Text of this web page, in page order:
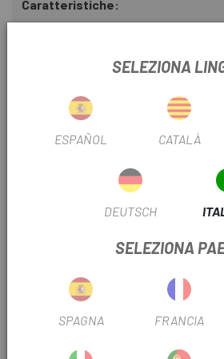
Caratteristiche:
. Privo di lattice e proteine riduce il
. Non lascia residui appiccicosi sulla
. Compatibile con CO2 solo per
campo: la CO2 accelera la
deve essere sostituito
RECENSIONI TRUSTED SHOPS
SELEZIONA
ESPAÑOL CATALÀ
DEUTSCH
SELEZIONA
SPAGNA FRANCIA